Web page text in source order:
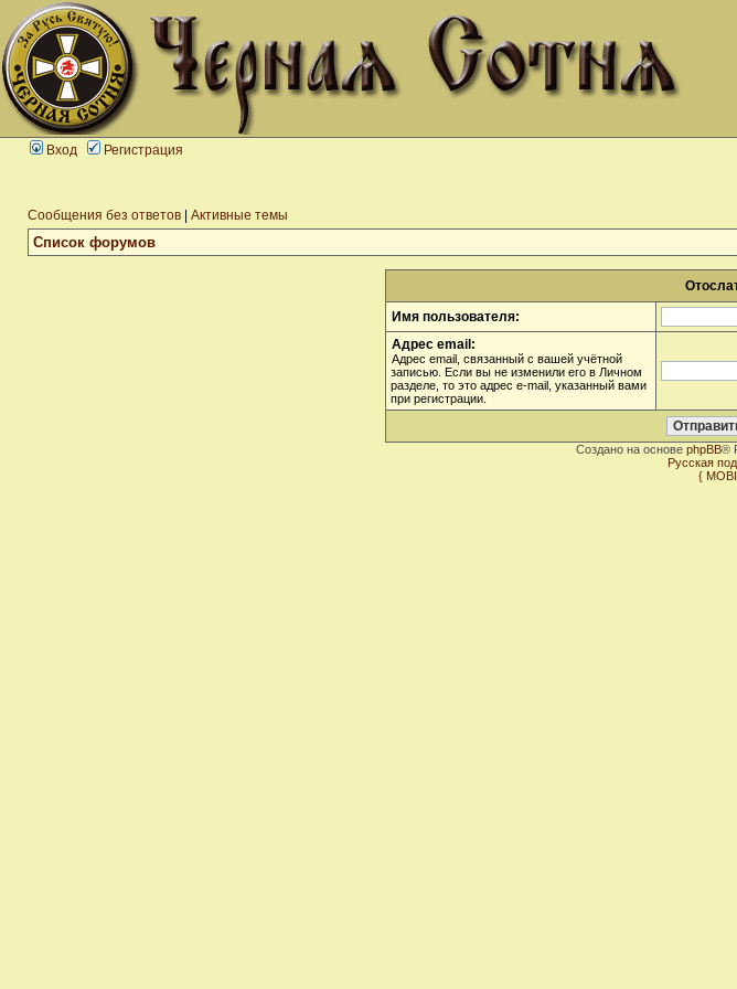
Вход Регистрация
Сообщения без ответов Активные темы
Список форумов
Имя пользователя:
Адрес email:
Адрес email, связанный с вашей учётной
записью. Если вы не изменили его в Личном
разделе, то это адрес e-mail, указанный вами
при регистрации.
Создано на основе phpBB®
Русская
{